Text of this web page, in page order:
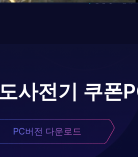
사전기 쿠폰
PC버전 다운로드